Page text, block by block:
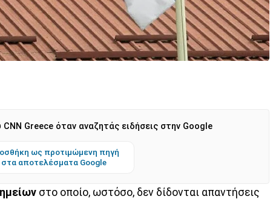
Greece όταν αναζητάς ειδήσεις στην Google
ως προτιμώμενη πηγή
στα αποτελέσματα Google
στο οποίο, ωστόσο, δεν δίδονται απαντήσεις